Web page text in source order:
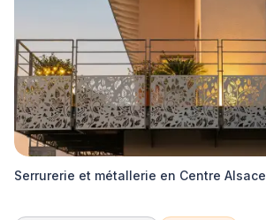
Serrurerie et métallerie en Centre Alsace